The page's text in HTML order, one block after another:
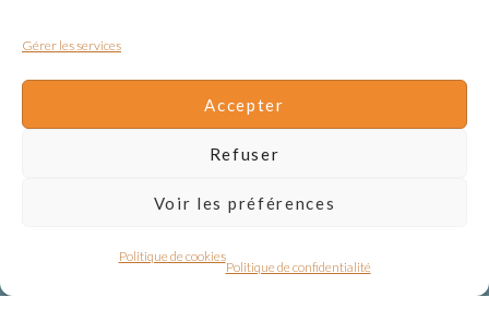
Gérer les services
Accepter
Refuser
Voir les préférences
Politique de cookies
Politique de confidentialité
Confidentialité
Mentions légales
Conditions Générales de Vente